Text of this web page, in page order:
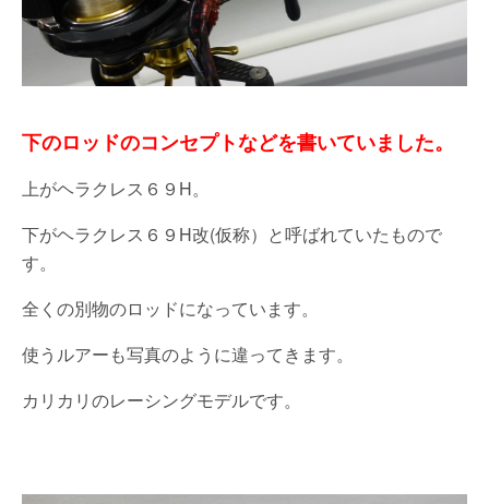
下のロッドのコンセプトなどを書いていました。
上がヘラクレス６９H。
下がヘラクレス６９H改(仮称）と呼ばれていたもので
す。
全くの別物のロッドになっています。
使うルアーも写真のように違ってきます。
カリカリのレーシングモデルです。